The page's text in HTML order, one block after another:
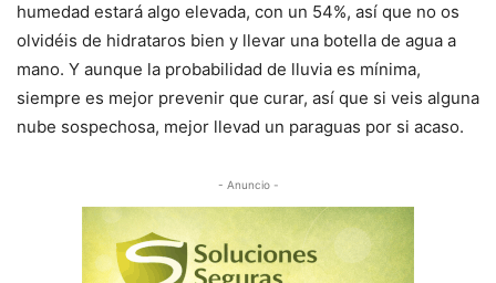
humedad estará algo elevada, con un 54%, así que no os
olvidéis de hidrataros bien y llevar una botella de agua a
mano. Y aunque la probabilidad de lluvia es mínima,
siempre es mejor prevenir que curar, así que si veis alguna
nube sospechosa, mejor llevad un paraguas por si acaso.
- Anuncio -